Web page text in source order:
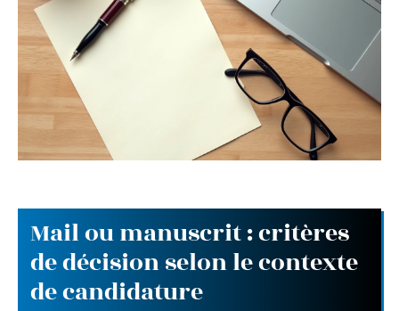
Mail ou manuscrit : critères
de décision selon le contexte
de candidature